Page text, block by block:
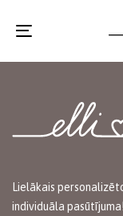
links
navigation
Toggle
navigation
Lielākais
individuāla